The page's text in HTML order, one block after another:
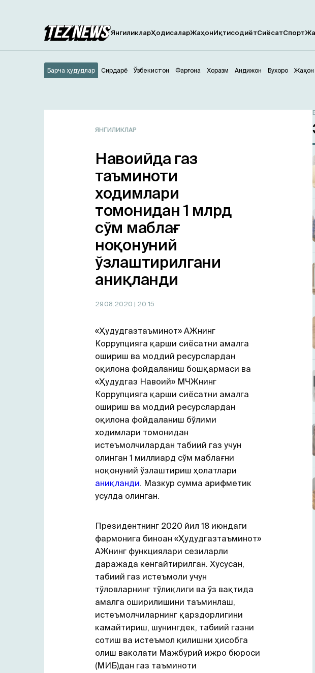
ЯнгиликларҲодисаларЖаҳонИқтисодиётСиёсатСпорт
Андижон
Барча ҳудудлар Бухоро Жаҳон
Сирдарё Ўзбекистон Фарғона Хоразм
ЯНГИЛИКЛАР
Навоийда газ
таъминоти
ходимлари
томонидан 1 млрд
сўм маблағ
ноқонуний
ўзлаштирилгани
аниқланди
29.08.2020 | 20:15
«Ҳудудгазтаъминот» АЖнинг
Коррупцияга қарши сиёсатни амалга
ошириш ва моддий ресурслардан
оқилона фойдаланиш бошқармаси ва
«Ҳудудгаз Навоий» МЧЖнинг
Коррупцияга қарши сиёсатни амалга
ошириш ва моддий ресурслардан
оқилона фойдаланиш бўлими
ходимлари томонидан
истеъмолчилардан табиий газ учун
олинган 1 миллиард сўм маблағни
ноқонуний ўзлаштириш ҳолатлари
аниқланди. Мазкур сумма арифметик
усулда олинган.
Президентнинг 2020 йил 18 июндаги
фармонига биноан «Ҳудудгазтаъминот»
АЖнинг функциялари сезиларли
даражада кенгайтирилган. Хусусан,
табиий газ истеъмоли учун
тўловларнинг тўлиқлиги ва ўз вақтида
амалга оширилишини таъминлаш,
истеъмолчиларнинг қарздорлигини
камайтириш, шунингдек, табиий газни
сотиш ва истеъмол қилишни ҳисобга
олиш ваколати Мажбурий ижро бюроси
(МИБ)дан газ таъминоти